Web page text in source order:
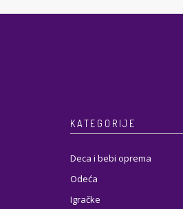
KATEGORIJE
Deca i bebi oprema
Odeća
Igračke